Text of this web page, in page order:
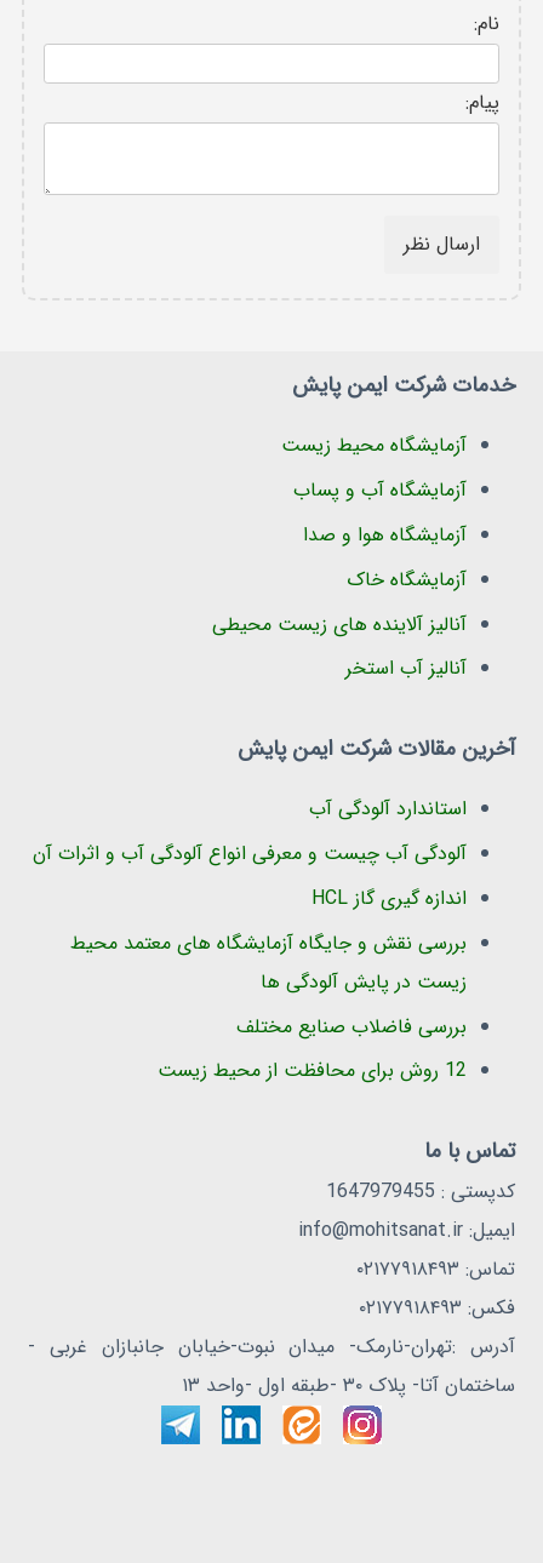
نام:
پیام:
ارسال نظر
خدمات شرکت ایمن پایش
آزمایشگاه محیط زیست
آزمایشگاه آب و پساب
آزمایشگاه هوا و صدا
آزمایشگاه خاک
آنالیز آلاینده های زیست محیطی
آنالیز آب استخر
آخرین مقالات شرکت ایمن پایش
استاندارد آلودگی آب
آلودگی آب چیست و معرفی انواع آلودگی آب و اثرات آن
اندازه گیری گاز HCL
بررسی نقش و جایگاه آزمایشگاه های معتمد محیط
زیست در پایش آلودگی ها
بررسی فاضلاب صنایع مختلف
12 روش برای محافظت از محیط زیست
تماس با ما
کدپستی : 1647979455
ایمیل: info@mohitsanat.ir
تماس: ۰۲۱۷۷۹۱۸۴۹۳
فکس: ۰۲۱۷۷۹۱۸۴۹۳
آدرس :تهران-نارمک- میدان نبوت-خیابان جانبازان غربی -
ساختمان آتا- پلاک ۳۰ -طبقه اول -واحد ۱۳